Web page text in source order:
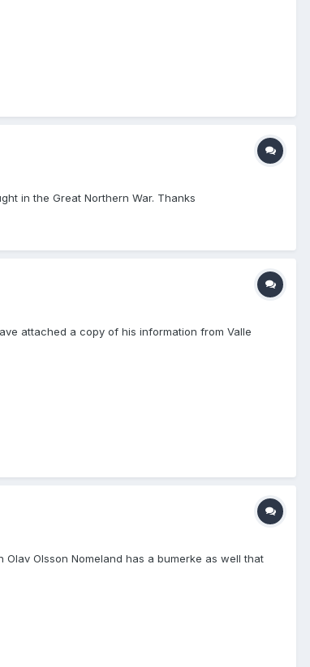
in the Great Northern War. Thanks
attached a copy of his information from Valle
Olsson Nomeland has a bumerke as well that